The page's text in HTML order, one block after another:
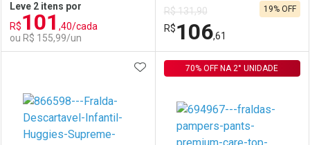
Comprar sem Desconto
Por R$ 92,90/cada
Comprar sem Desconto
Por R$ 92,90/cada
Comprar sem Desconto
Por R$ 154,99/cada
Comprar sem Desconto
Por R$ 154,99/cada
Leve 2 itens por
R$101 ,40/cada
ou R$ 155,99/un
FECHAR
Laboratório
FECHAR
Por Menos
R$ 131,90
R$106,61
19% OFF
Laboratório
Por Menos
ADICIONAR AOS FAVORITOS
70% OFF NA 2° UNIDADE